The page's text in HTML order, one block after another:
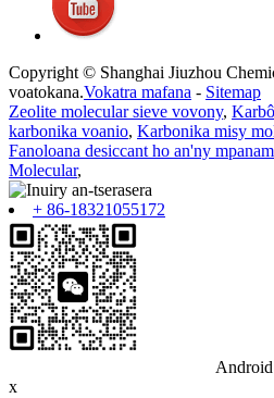
Copyright © Shanghai Jiuzhou
voatokana.Vokatra mafana - Sitemap
Zeolite molecular sieve vovony,
karbonika voanio, Karbonika misy
Fanoloana desiccant ho an'ny
Molecular,
+ 86-18321055172
Android
x